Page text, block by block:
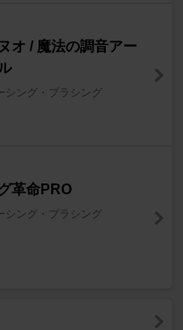
オ / 魔法の調音アー
シング・プラシング
革命PRO
シング・プラシング